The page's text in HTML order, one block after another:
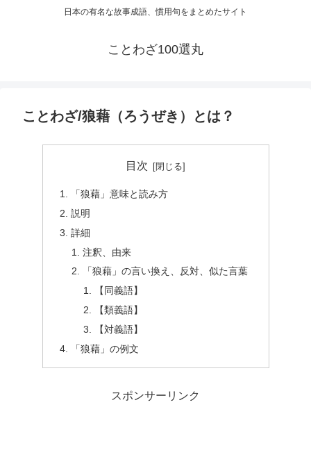
日本の有名な故事成語、慣用句をまとめたサイト
ことわざ100選丸
ことわざ/狼藉（ろうぜき）とは？
目次
「狼藉」意味と読み方
説明
詳細
注釈、由来
「狼藉」の言い換え、反対、似た言葉
【同義語】
【類義語】
【対義語】
「狼藉」の例文
スポンサーリンク